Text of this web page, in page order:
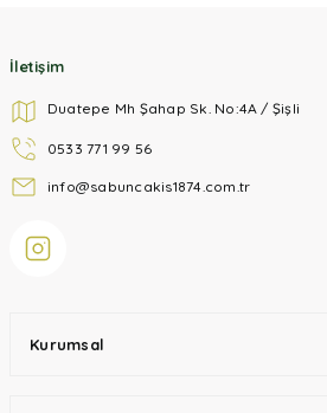
İletişim
Duatepe Mh Şahap Sk. No:4A / Şişli
0533 771 99 56
info@sabuncakis1874.com.tr
Kurumsal